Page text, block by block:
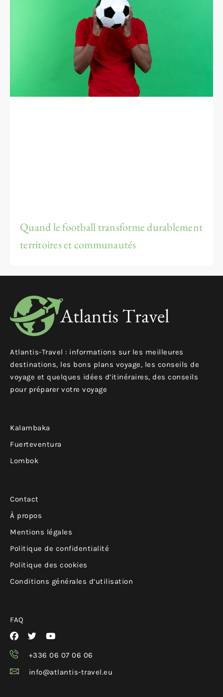
Quand le football transforme durablement
territoires et communautés
Atlantis-Travel : informations sur les meilleures
destinations, les bons plans voyage, les conseils de
voyage et quelques idées d’itinéraires, des conseils
pour préparer votre voyage
Kalambaka
Fuerteventura
Lombok
Contact
À propos
Mentions légales
Politique de confidentialité
Politique des cookies
Conditions générales d’utilisation
FAQ
+336 06 07 06 06
info@atlantis-travel.eu